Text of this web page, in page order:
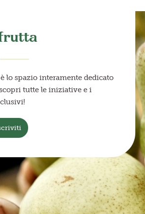
lo spazio interamente dedicato
tutte le iniziative e i